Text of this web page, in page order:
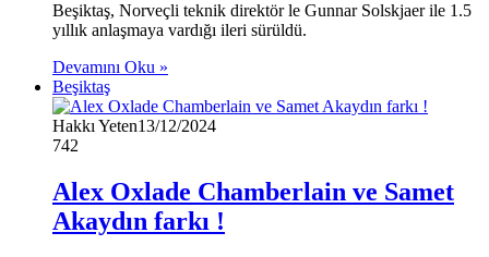
Beşiktaş, Norveçli teknik direktör le Gunnar Solskjaer ile 1.5
yıllık anlaşmaya vardığı ileri sürüldü.
Devamını Oku »
Beşiktaş
Hakkı Yeten13/12/2024
742
Alex Oxlade Chamberlain ve Samet
Akaydın farkı !